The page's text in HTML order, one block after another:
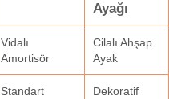
Ayağı
Vidalı
Amortisör
Cilalı Ahşap
Ayak
Standart
Dekoratif